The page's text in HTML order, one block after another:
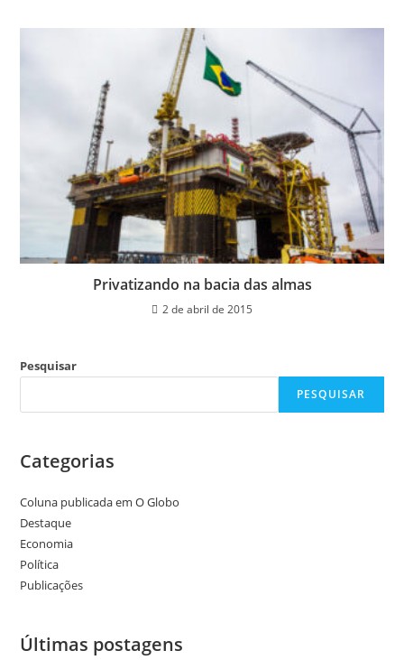
Privatizando na bacia das almas
2 de abril de 2015
Pesquisar
PESQUISAR
Categorias
Coluna publicada em O Globo
Destaque
Economia
Política
Publicações
Últimas postagens